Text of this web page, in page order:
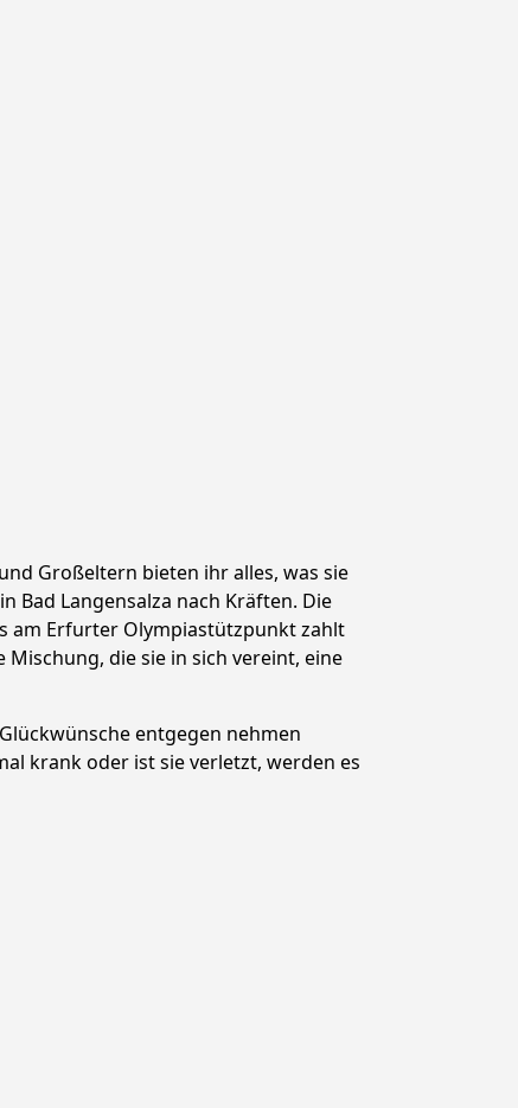
Großeltern bieten ihr alles, was sie
Bad Langensalza nach Kräften. Die
am Erfurter Olympiastützpunkt zahlt
Mischung, die sie in sich vereint, eine
entgegen nehmen
krank oder ist sie verletzt, werden es